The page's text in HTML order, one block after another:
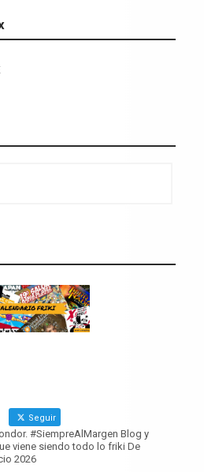
Seguir
#SiempreAlMargen Blog y
viene siendo todo lo friki De
2026